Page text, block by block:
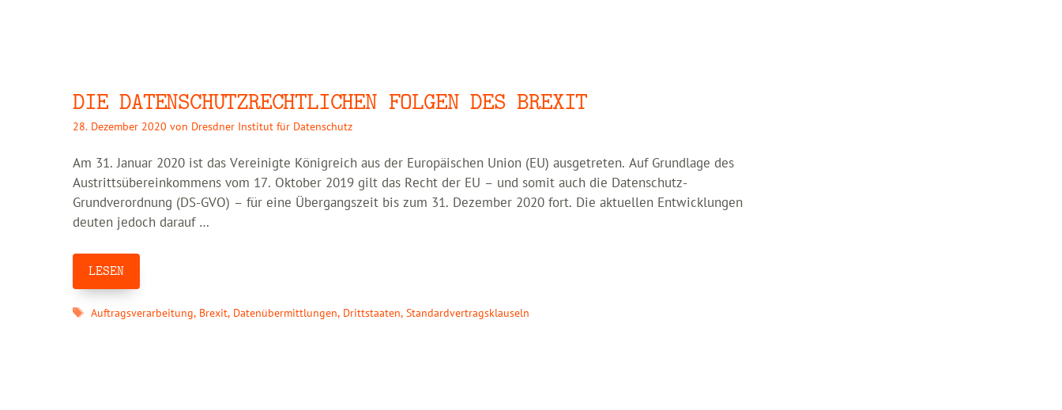
DIE DATENSCHUTZRECHTLICHEN FOLGEN DES BREXIT
28. Dezember 2020 von Dresdner Institut für Datenschutz
Am 31. Januar 2020 ist das Vereinigte Königreich aus der Europäischen Union (EU) ausgetreten. Auf Grundlage des
Austrittsübereinkommens vom 17. Oktober 2019 gilt das Recht der EU – und somit auch die Datenschutz-
Grundverordnung (DS-GVO) – für eine Übergangszeit bis zum 31. Dezember 2020 fort. Die aktuellen Entwicklungen
deuten jedoch darauf …
LESEN
Schlagwörter
Auftragsverarbeitung, Brexit, Datenübermittlungen, Drittstaaten,Standardvertragsklauseln